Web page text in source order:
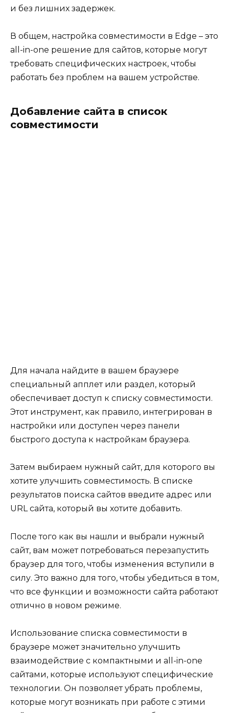
и без лишних задержек.
В общем, настройка совместимости в Edge – это
all-in-one решение для сайтов, которые могут
требовать специфических настроек, чтобы
работать без проблем на вашем устройстве.
Добавление сайта в список
совместимости
Для начала найдите в вашем браузере
специальный апплет или раздел, который
обеспечивает доступ к списку совместимости.
Этот инструмент, как правило, интегрирован в
настройки или доступен через панели
быстрого доступа к настройкам браузера.
Затем выбираем нужный сайт, для которого вы
хотите улучшить совместимость. В списке
результатов поиска сайтов введите адрес или
URL сайта, который вы хотите добавить.
После того как вы нашли и выбрали нужный
сайт, вам может потребоваться перезапустить
браузер для того, чтобы изменения вступили в
силу. Это важно для того, чтобы убедиться в том,
что все функции и возможности сайта работают
отлично в новом режиме.
Использование списка совместимости в
браузере может значительно улучшить
взаимодействие с компактными и all-in-one
сайтами, которые используют специфические
технологии. Он позволяет убрать проблемы,
которые могут возникать при работе с этими